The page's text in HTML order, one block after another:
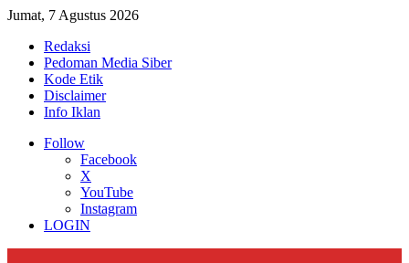
Jumat, 7 Agustus 2026
Redaksi
Pedoman Media Siber
Kode Etik
Disclaimer
Info Iklan
Follow
Facebook
X
YouTube
Instagram
LOGIN